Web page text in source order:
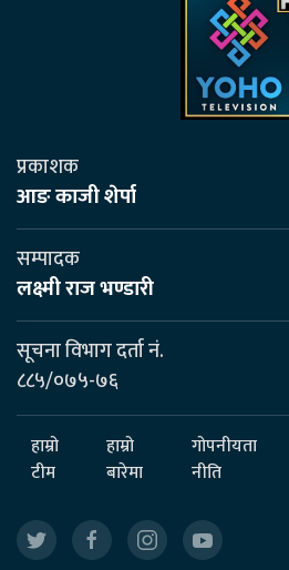
प्रकाशक
आङ काजी शेर्पा
सम्पादक
लक्ष्मी राज भण्डारी
सूचना विभाग दर्ता नं.
८८५/०७५-७६
हाम्रो
टीम
हाम्रो
बारेमा
गोपनीयता
नीति